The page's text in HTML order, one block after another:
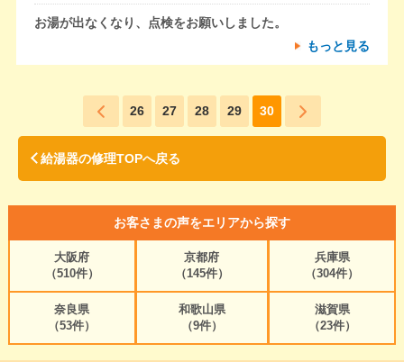
お湯が出なくなり、点検をお願いしました。
もっと見る
26 27 28 29 30
給湯器の修理TOPへ戻る
お客さまの声をエリアから探す
大阪府
（510件）
京都府
（145件）
兵庫県
（304件）
奈良県
（53件）
和歌山県
（9件）
滋賀県
（23件）